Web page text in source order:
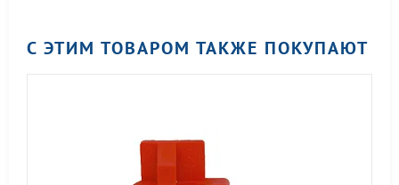
С ЭТИМ ТОВАРОМ ТАКЖЕ ПОКУПАЮТ